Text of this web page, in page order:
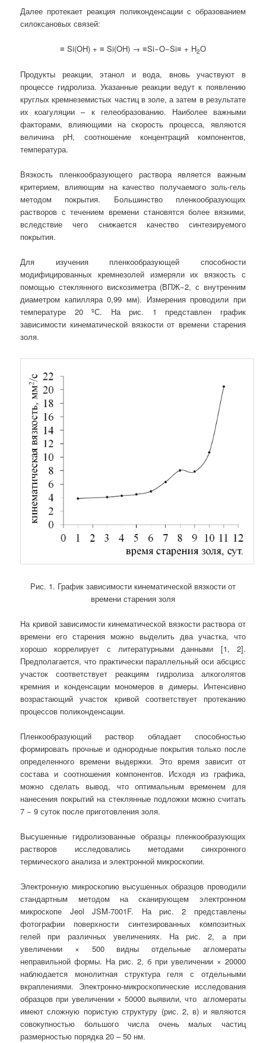
Далее протекает реакция поликонденсации с образованием
силоксановых связей:
≡ Si(OH) + ≡ Si(OH) → ≡Si−O−Si≡ + H2O
Продукты реакции, этанол и вода, вновь участвуют в
процессе гидролиза. Указанные реакции ведут к появлению
круглых кремнеземистых частиц в золе, а затем в результате
их коагуляции – к гелеобразованию. Наиболее важными
факторами, влияющими на скорость процесса, являются
величина рН, соотношение концентраций компонентов,
температура.
Вязкость пленкообразующего раствора является важным
критерием, влияющим на качество получаемого золь-гель
методом покрытия. Большинство пленкообразующих
растворов с течением времени становятся более вязкими,
вследствие чего снижается качество синтезируемого
покрытия.
Для изучения пленкообразующей способности
модифицированных кремнезолей измеряли их вязкость с
помощью стеклянного вискозиметра (ВПЖ−2, с внутренним
диаметром капилляра 0,99 мм). Измерения проводили при
температуре 20 ºС. На рис. 1 представлен график
зависимости кинематической вязкости от времени старения
золя.
Рис. 1. График зависимости кинематической вязкости от
времени старения золя
На кривой зависимости кинематической вязкости раствора от
времени его старения можно выделить два участка, что
хорошо коррелирует с литературными данными [1, 2].
Предполагается, что практически параллельный оси абсцисс
участок соответствует реакциям гидролиза алкоголятов
кремния и конденсации мономеров в димеры. Интенсивно
возрастающий участок кривой соответствует протеканию
процессов поликонденсации.
Пленкообразующий раствор обладает способностью
формировать прочные и однородные покрытия только после
определенного времени выдержки. Это время зависит от
состава и соотношения компонентов. Исходя из графика,
можно сделать вывод, что оптимальным временем для
нанесения покрытий на стеклянные подложки можно считать
7 − 9 суток после приготовления золя.
Высушенные гидролизованные образцы пленкообразующих
растворов исследовались методами синхронного
термического анализа и электронной микроскопии.
Электронную микроскопию высушенных образцов проводили
стандартным методом на сканирующем электронном
микроскопе Jeol JSM-7001F. На рис. 2 представлены
фотографии поверхности синтезированных композитных
гелей при различных увеличениях. На рис. 2, а при
увеличении × 500 видны отдельные агломераты
неправильной формы. На рис. 2, б при увеличении × 20000
наблюдается монолитная структура геля с отдельными
вкраплениями. Электронно-микроскопические исследования
образцов при увеличении × 50000 выявили, что агломераты
имеют сложную пористую структуру (рис. 2, в) и являются
совокупностью большого числа очень малых частиц
размерностью порядка 20 – 50 нм.